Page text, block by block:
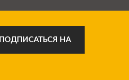
ПОДПИСАТЬСЯ НА